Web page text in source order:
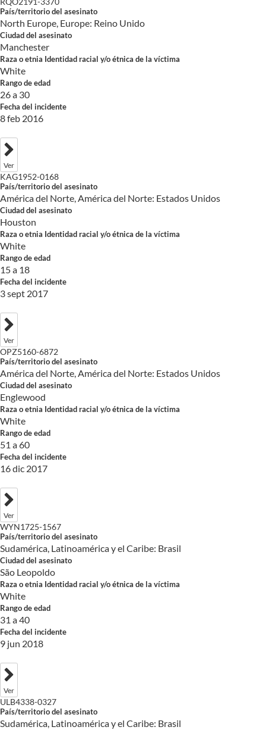
País/territorio del asesinato
North Europe, Europe: Reino Unido
Ciudad del asesinato
Manchester
Raza o etnia Identidad racial y/o étnica de la víctima
White
Rango de edad
26 a 30
Fecha del incidente
8 feb 2016
Ver
KAG1952-0168
País/territorio del asesinato
América del Norte, América del Norte: Estados Unidos
Ciudad del asesinato
Houston
Raza o etnia Identidad racial y/o étnica de la víctima
White
Rango de edad
15 a 18
Fecha del incidente
3 sept 2017
Ver
OPZ5160-6872
País/territorio del asesinato
América del Norte, América del Norte: Estados Unidos
Ciudad del asesinato
Englewood
Raza o etnia Identidad racial y/o étnica de la víctima
White
Rango de edad
51 a 60
Fecha del incidente
16 dic 2017
Ver
WYN1725-1567
País/territorio del asesinato
Sudamérica, Latinoamérica y el Caribe: Brasil
Ciudad del asesinato
São Leopoldo
Raza o etnia Identidad racial y/o étnica de la víctima
White
Rango de edad
31 a 40
Fecha del incidente
9 jun 2018
Ver
ULB4338-0327
País/territorio del asesinato
Sudamérica, Latinoamérica y el Caribe: Brasil